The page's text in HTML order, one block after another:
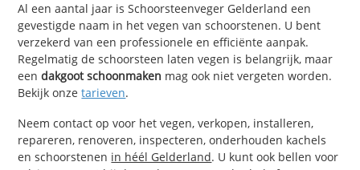
Al een aantal jaar is Schoorsteenveger Gelderland een
gevestigde naam in het vegen van schoorstenen. U bent
verzekerd van een professionele en efficiënte aanpak.
Regelmatig de schoorsteen laten vegen is belangrijk, maar
eendakgoot schoonmaken mag ook niet vergeten worden.
Bekijk onzetarieven.
Neem contact op voor het vegen, verkopen, installeren,
repareren, renoveren, inspecteren, onderhouden kachels
en schoorstenen in héél Gelderland. U kunt ook bellen voor